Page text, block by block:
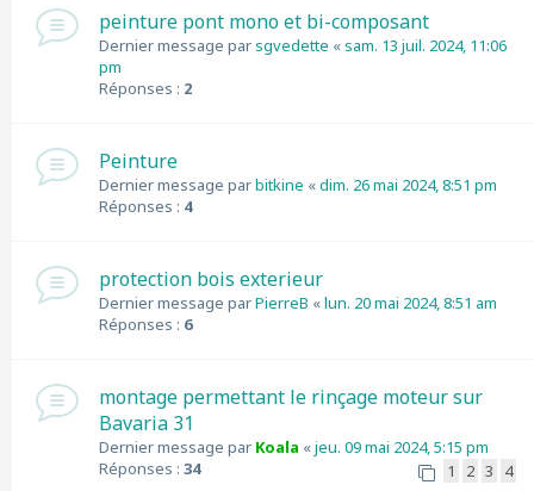
peinture pont mono et bi-composant
Dernier message parsgvedette «sam. 13 juil. 2024, 11:06
pm
Réponses : 2
Peinture
Dernier message parbitkine «dim. 26 mai 2024, 8:51 pm
Réponses : 4
protection bois exterieur
Dernier message parPierreB «lun. 20 mai 2024, 8:51 am
Réponses : 6
montage permettant le rinçage moteur sur
Bavaria 31
Dernier message par Koala «jeu. 09 mai 2024, 5:15 pm
Réponses : 34 1 2 3 4